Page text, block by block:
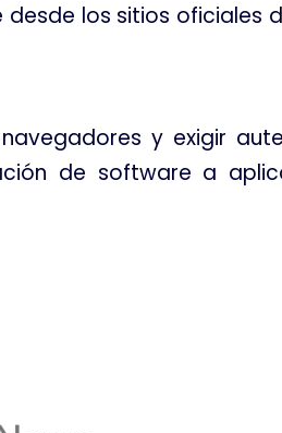
los sitios oficiales
y exigir
de software a